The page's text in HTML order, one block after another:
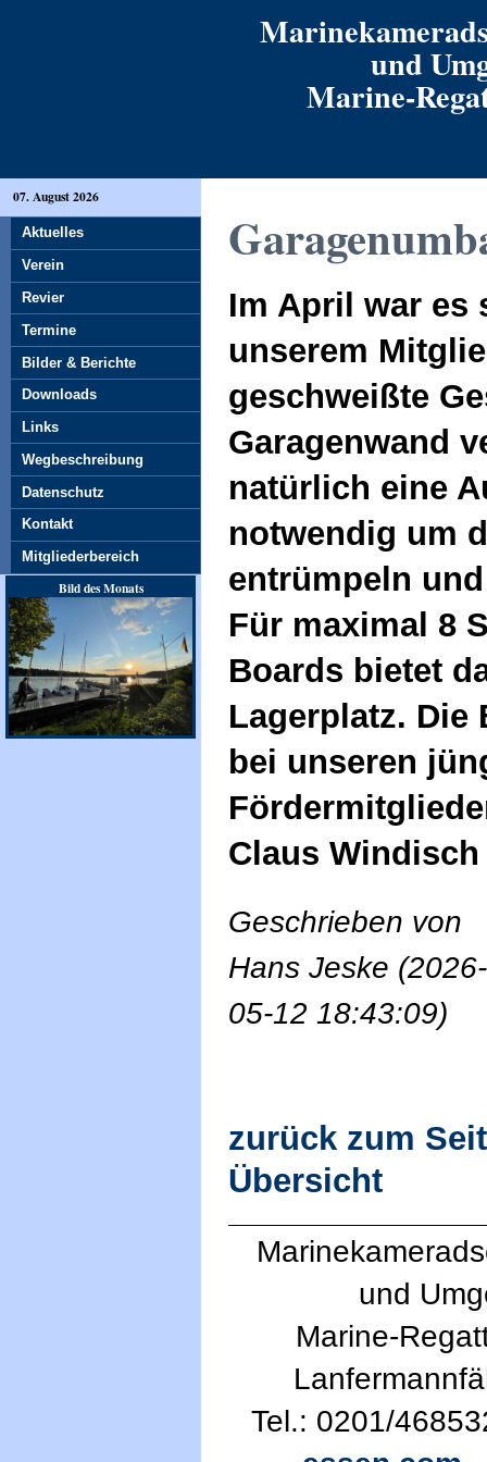
und
Marine-
Im April war es
unserem
geschweißte
Garagenwand
natürlich eine
notwendig um
entrümpeln
Für maximal 8
Boards bietet
Lagerplatz. Die
bei unseren
Claus
Geschrieben von
Hans Jeske (2026-
05-12 18:43:09)
zurück zum
Übersicht
und
Marine-
Tel.: 0201/
07. August 2026
Aktuelles
Verein
Revier
Termine
Bilder & Berichte
Downloads
Links
Wegbeschreibung
Datenschutz
Kontakt
Mitgliederbereich
Bild des Monats